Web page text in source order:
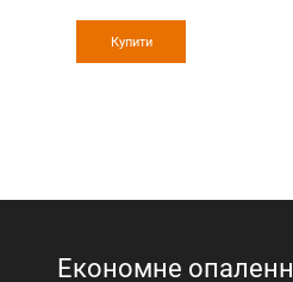
Купити
Економне